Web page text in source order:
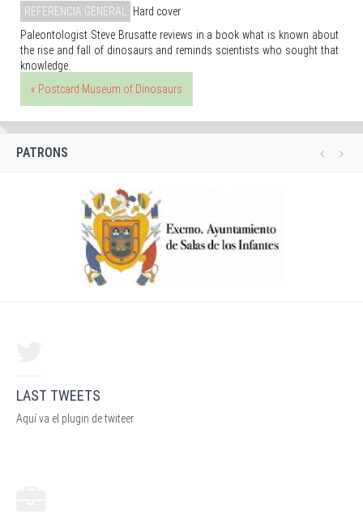
REFERENCIA GENERAL Hard cover
Paleontologist Steve Brusatte reviews in a book what is known about
the rise and fall of dinosaurs and reminds scientists who sought that
knowledge.
« Postcard Museum of Dinosaurs
PATRONS
LAST TWEETS
Aquí va el plugin de twiteer.